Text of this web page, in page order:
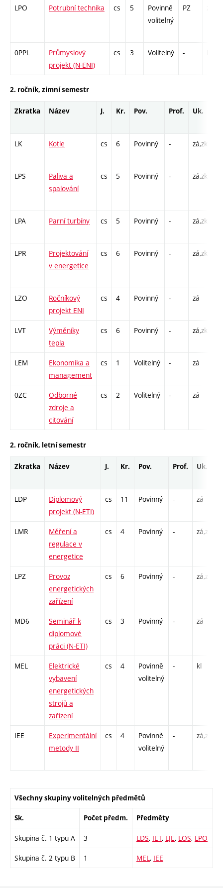
LPO Potrubní technika cs 5
Povinně
volitelný
PZ
0PPL
Průmyslový
projekt (N-ENI)
cs 3 Volitelný -
2. ročník, zimní semestr
Zkratka Název J. Kr. Pov. Prof. Uk.
LK Kotle cs 6 Povinný - zá,zk
LPS
Paliva a
spalování
cs 5 Povinný - zá,zk
LPA Parní turbíny cs 5 Povinný - zá,zk
LPR
Projektování
v energetice
cs 6 Povinný - zá,zk
LZO
Ročníkový
projekt ENI
cs 4 Povinný - zá
LVT
Výměníky
tepla
cs 6 Povinný - zá,zk
LEM
Ekonomika a
management
cs 1 Volitelný - zá
0ZC
Odborné
zdroje a
citování
cs 2 Volitelný - zá
2. ročník, letní semestr
Zkratka Název J. Kr. Pov. Prof. Uk.
LDP
Diplomový
projekt (N-ETI)
cs 11 Povinný - zá
LMR
Měření a
regulace v
energetice
cs 4 Povinný - zá,zk
LPZ
Provoz
energetických
zařízení
cs 6 Povinný - zá,zk
MD6
Seminář k
diplomové
práci (N-ETI)
cs 3 Povinný - zá
MEL
Elektrické
vybavení
energetických
strojů a
zařízení
cs 4
Povinně
volitelný
- kl
IEE
Experimentální
metody II
cs 4
Povinně
volitelný
- zá,zk
Všechny skupiny volitelných předmětů
Sk. Počet předm. Předměty
Skupina č. 1 typu A 3 LDS, IET, LJE, LOS, LPO
Skupina č. 2 typu B 1 MEL , IEE